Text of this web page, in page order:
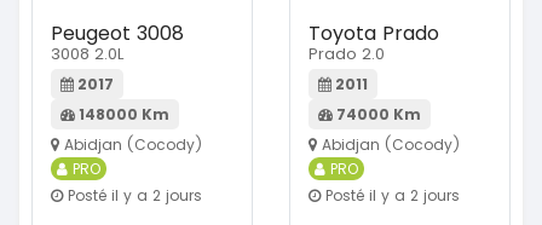
Peugeot 3008
3008 2.0L
2017
148000 Km
Abidjan (Cocody)
PRO
Posté il y a 2 jours
Toyota Prado
Prado 2.0
2011
74000 Km
Abidjan (Cocody)
PRO
Posté il y a 2 jours